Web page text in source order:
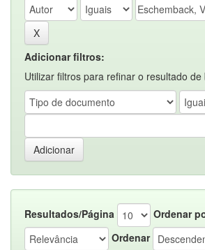
Adicionar filtros:
Utilizar filtros para refinar o resultado de
Resultados/Página
Ordenar
Ordenar